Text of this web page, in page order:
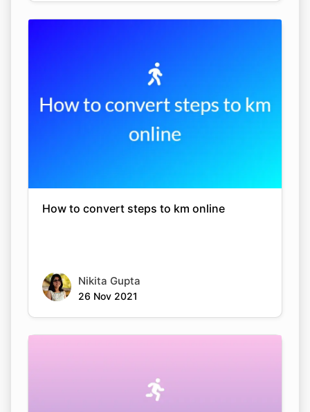
How to convert steps to km online
Nikita Gupta
26 Nov 2021